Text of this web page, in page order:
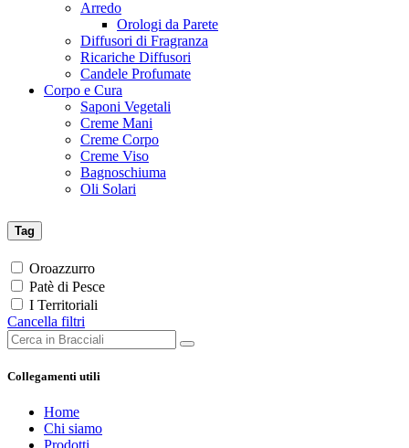
Arredo
Orologi da Parete
Diffusori di Fragranza
Ricariche Diffusori
Candele Profumate
Corpo e Cura
Saponi Vegetali
Creme Mani
Creme Corpo
Creme Viso
Bagnoschiuma
Oli Solari
Tag
Oroazzurro
Patè di Pesce
I Territoriali
Cancella filtri
Collegamenti utili
Home
Chi siamo